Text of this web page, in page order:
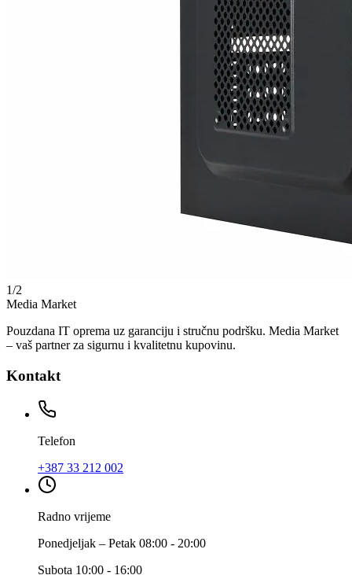
1/2
Media Market
Pouzdana IT oprema uz garanciju i stručnu podršku. Media Market
– vaš partner za sigurnu i kvalitetnu kupovinu.
Kontakt
Telefon
+387 33 212 002
Radno vrijeme
Ponedjeljak – Petak 08:00 - 20:00
Subota 10:00 - 16:00